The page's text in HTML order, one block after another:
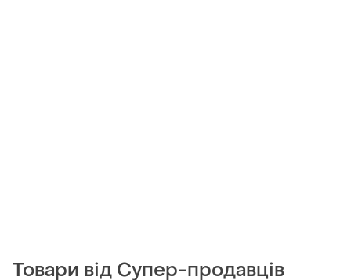
Товари від Супер-продавців